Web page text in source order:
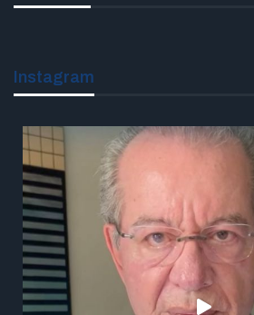
Instagram